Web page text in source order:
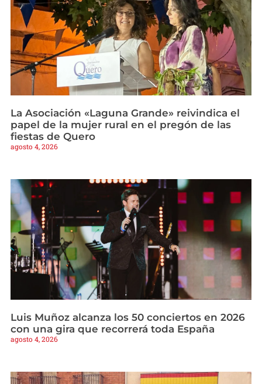
La Asociación «Laguna Grande» reivindica el
papel de la mujer rural en el pregón de las
fiestas de Quero
agosto 4, 2026
Luis Muñoz alcanza los 50 conciertos en 2026
con una gira que recorrerá toda España
agosto 4, 2026